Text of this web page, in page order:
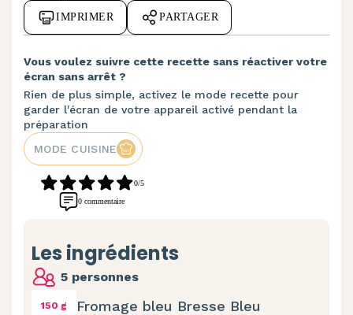
IMPRIMER PARTAGER
Vous voulez suivre cette recette sans réactiver votre
écran sans arrêt ?
Rien de plus simple, activez le mode recette pour
garder l'écran de votre appareil activé pendant la
préparation
MODE CUISINE
0/5
0 commentaire
Les ingrédients
5 personnes
150 g Fromage bleu Bresse Bleu